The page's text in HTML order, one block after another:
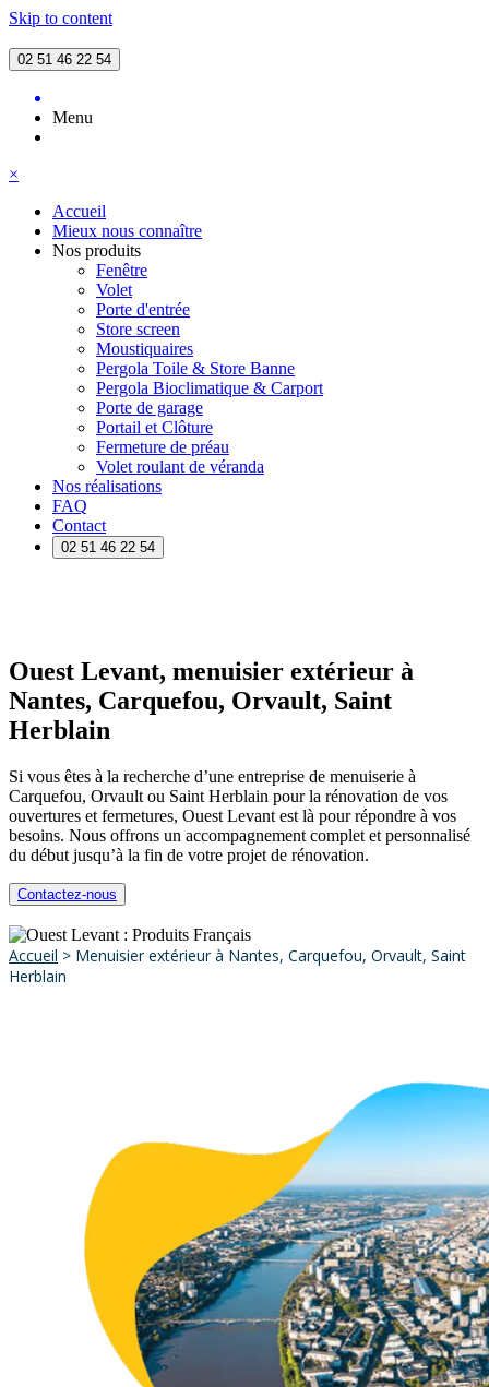
Skip to content
02 51 46 22 54
Menu
×
Accueil
Mieux nous connaître
Nos produits
Fenêtre
Volet
Porte d'entrée
Store screen
Moustiquaires
Pergola Toile & Store Banne
Pergola Bioclimatique & Carport
Porte de garage
Portail et Clôture
Fermeture de préau
Volet roulant de véranda
Nos réalisations
FAQ
Contact
02 51 46 22 54
Ouest Levant, menuisier extérieur à
Nantes, Carquefou, Orvault, Saint
Herblain
Si vous êtes à la recherche d’une entreprise de menuiserie à
Carquefou, Orvault ou Saint Herblain pour la rénovation de vos
ouvertures et fermetures, Ouest Levant est là pour répondre à vos
besoins. Nous offrons un accompagnement complet et personnalisé
du début jusqu’à la fin de votre projet de rénovation.
Contactez-nous
Accueil > Menuisier extérieur à Nantes, Carquefou, Orvault, Saint
Herblain